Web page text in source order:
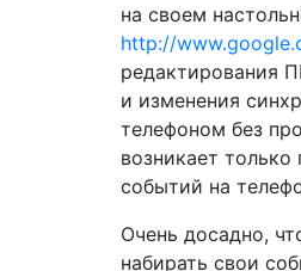
на своем
http://
редактирования
и изменения
телефоном без
возникает
событий на
Очень досадно,
набирать свои